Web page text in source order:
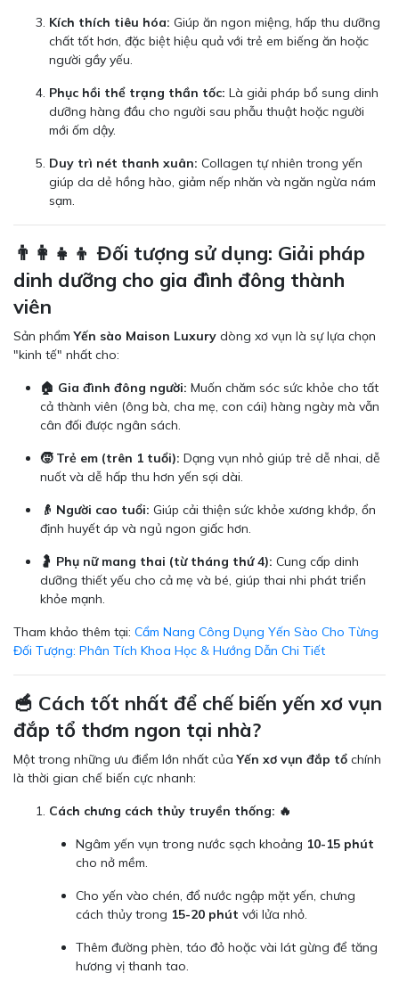
Kích thích tiêu hóa: Giúp ăn ngon miệng, hấp thu dưỡng
chất tốt hơn, đặc biệt hiệu quả với trẻ em biếng ăn hoặc
người gầy yếu.
Phục hồi thể trạng thần tốc: Là giải pháp bổ sung dinh
dưỡng hàng đầu cho người sau phẫu thuật hoặc người
mới ốm dậy.
Duy trì nét thanh xuân: Collagen tự nhiên trong yến
giúp da dẻ hồng hào, giảm nếp nhăn và ngăn ngừa nám
sạm.
👨‍👩‍👧‍👦 Đối tượng sử dụng: Giải pháp
dinh dưỡng cho gia đình đông thành
viên
Sản phẩmYến sào Maison Luxury dòng xơ vụn là sự lựa chọn
"kinh tế" nhất cho:
🏠 Gia đình đông người: Muốn chăm sóc sức khỏe cho tất
cả thành viên (ông bà, cha mẹ, con cái) hàng ngày mà vẫn
cân đối được ngân sách.
🧒 Trẻ em (trên 1 tuổi): Dạng vụn nhỏ giúp trẻ dễ nhai, dễ
nuốt và dễ hấp thu hơn yến sợi dài.
👴 Người cao tuổi: Giúp cải thiện sức khỏe xương khớp, ổn
định huyết áp và ngủ ngon giấc hơn.
🤰 Phụ nữ mang thai (từ tháng thứ 4): Cung cấp dinh
dưỡng thiết yếu cho cả mẹ và bé, giúp thai nhi phát triển
khỏe mạnh.
Tham khảo thêm tại: Cẩm Nang Công Dụng Yến Sào Cho Từng
Đối Tượng: Phân Tích Khoa Học & Hướng Dẫn Chi Tiết
🥣 Cách tốt nhất để chế biến yến xơ vụn
đắp tổ thơm ngon tại nhà?
Một trong những ưu điểm lớn nhất củaYến xơ vụn đắp tổ chính
là thời gian chế biến cực nhanh:
Cách chưng cách thủy truyền thống: 🔥
Ngâm yến vụn trong nước sạch khoảng 10-15 phút
cho nở mềm.
Cho yến vào chén, đổ nước ngập mặt yến, chưng
cách thủy trong 15-20 phút với lửa nhỏ.
Thêm đường phèn, táo đỏ hoặc vài lát gừng để tăng
hương vị thanh tao.